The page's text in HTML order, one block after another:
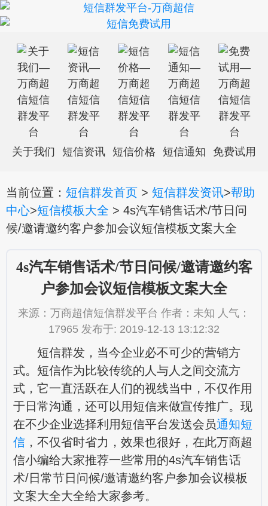
关于我们 短信资讯 短信价格 短信通知 免费试用
当前位置： 短信群发首页 > 短信群发资讯>帮助
中心>短信模板大全 > 4s汽车销售话术/节日问
候/邀请邀约客户参加会议短信模板文案大全
4s汽车销售话术/节日问候/邀请邀约客
户参加会议短信模板文案大全
来源：万商超信短信群发平台 作者：未知 人气：
17965 发布于: 2019-12-13 13:12:32
短信群发，当今企业必不可少的营销方
式。短信作为比较传统的人与人之间交流方
式，它一直活跃在人们的视线当中，不仅作用
于日常沟通，还可以用短信来做宣传推广。现
在不少企业选择利用短信平台发送会员通知短
信 ，不仅省时省力，效果也很好，在此万商超
信小编给大家推荐一些常用的4s汽车销售话
术/日常节日问候/邀请邀约客户参加会议模板
文案大全大全给大家参考。